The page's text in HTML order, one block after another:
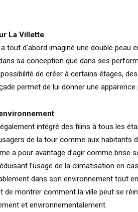
La Villette
tout d’abord imaginé une double
sa conception que dans ses
de créer à certains étages,
permet de lui donner une
intégré des filins à tous les
de la tour comme aux habitants
a pour avantage d’agir comme brise
l’usage de la climatisation en
dans son environnement tout
de montrer comment la ville peut se
et environnementalement.